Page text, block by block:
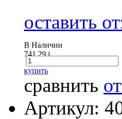
оставить
В Наличии
741.29i
купить
сравнить
Артикул: